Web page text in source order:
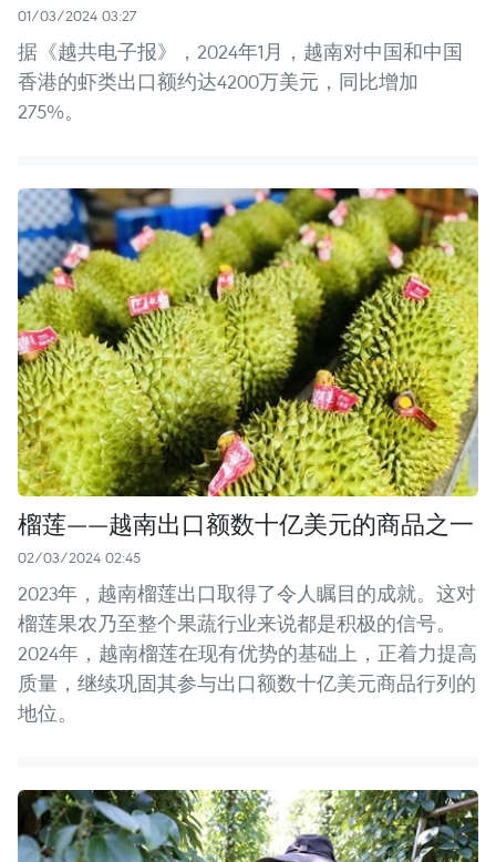
01/03/2024 03:27
据《越共电子报》，2024年1月，越南对中国和中国
香港的虾类出口额约达4200万美元，同比增加
275%。
榴莲——越南出口额数十亿美元的商品之一
02/03/2024 02:45
2023年，越南榴莲出口取得了令人瞩目的成就。这对
榴莲果农乃至整个果蔬行业来说都是积极的信号。
2024年，越南榴莲在现有优势的基础上，正着力提高
质量，继续巩固其参与出口额数十亿美元商品行列的
地位。